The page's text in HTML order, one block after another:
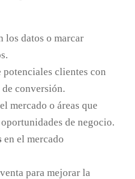
los datos o marcar
potenciales clientes con
conversión.
mercado o áreas que
de negocio.
en el mercado
para mejorar la